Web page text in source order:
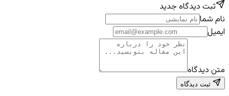
ثبت دیدگاه جدید
نام شما
ایمیل
متن دیدگاه
ثبت دیدگاه